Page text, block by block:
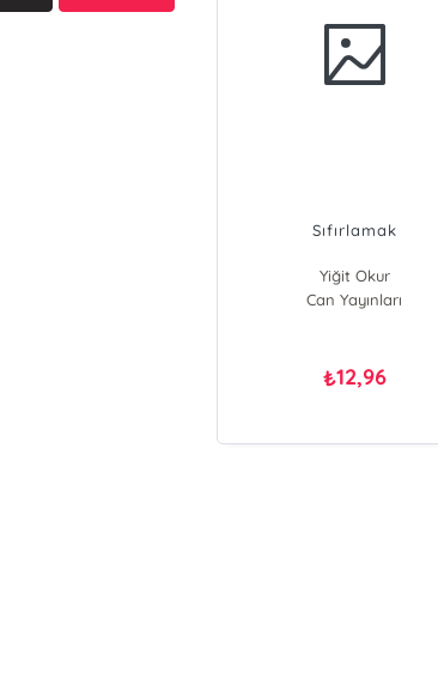
Sıfırlamak
Yiğit Okur
Can Yayınları
₺12,96